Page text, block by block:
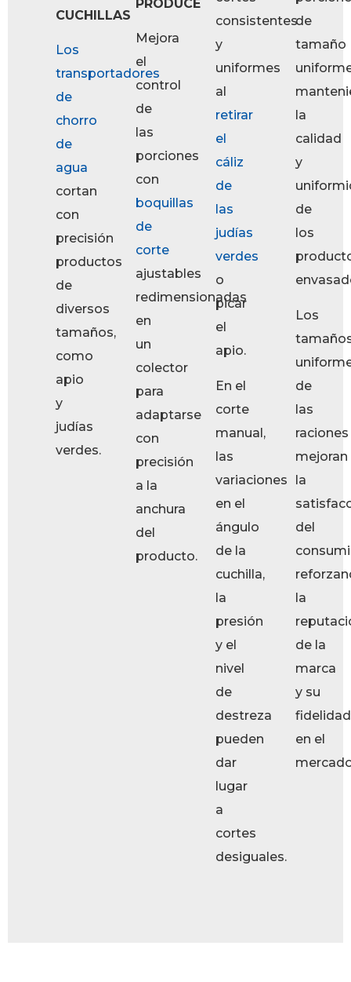
CUCHILLAS
Los
transportadores
de
chorro
de
agua
cortan
con
precisión
productos
de
diversos
tamaños,
como
apio
y
judías
verdes.
PRODUCE
Mejora
el
control
de
las
porciones
con
boquillas
de
corte
ajustables
redimensionadas
en
un
colector
para
adaptarse
con
precisión
a la
anchura
del
producto.
consistentes
y
uniformes
al
retirar
el
cáliz
de
las
judías
verdes
o
picar
el
apio.
En el
corte
manual,
las
variaciones
en el
ángulo
de la
cuchilla,
la
presión
y el
nivel
de
destreza
pueden
dar
lugar
a
cortes
desiguales.
de
tamaño
la
calidad
y
de
los
Los
de
las
raciones
mejoran
la
del
la
de la
marca
y su
fidelidad
en el